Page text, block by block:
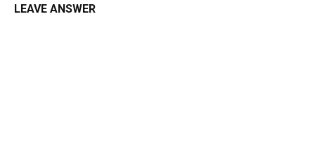
LEAVE ANSWER